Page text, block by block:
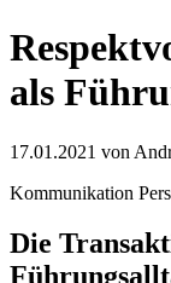
als
17.01.2021 von
Kommunikation
Die